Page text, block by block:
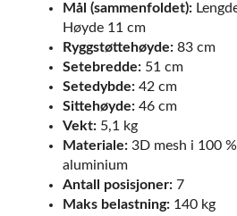
Mål (sammenfoldet):
Høyde 11 cm
Ryggstøttehøyde: 83 cm
Setebredde: 51 cm
Setedybde: 42 cm
Sittehøyde: 46 cm
Vekt: 5,1 kg
Materiale: 3D mesh i 100
aluminium
Antall posisjoner: 7
Maks belastning: 140 kg